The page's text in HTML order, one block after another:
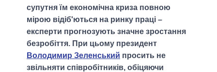
супутня їм економічна криза повною
мірою відіб'ються на ринку праці –
експерти прогнозують значне зростання
безробіття. При цьому президент
Володимир Зеленський просить не
звільняти співробітників, обіцяючи